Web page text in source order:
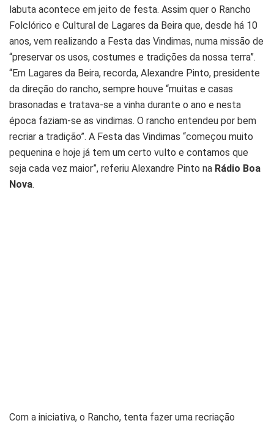
labuta acontece em jeito de festa. Assim quer o Rancho
Folclórico e Cultural de Lagares da Beira que, desde há 10
anos, vem realizando a Festa das Vindimas, numa missão de
“preservar os usos, costumes e tradições da nossa terra”.
“Em Lagares da Beira, recorda, Alexandre Pinto, presidente
da direção do rancho, sempre houve “muitas e casas
brasonadas e tratava-se a vinha durante o ano e nesta
época faziam-se as vindimas. O rancho entendeu por bem
recriar a tradição”. A Festa das Vindimas “começou muito
pequenina e hoje já tem um certo vulto e contamos que
seja cada vez maior”, referiu Alexandre Pinto na Rádio Boa
Nova.
Com a iniciativa, o Rancho, tenta fazer uma recriação